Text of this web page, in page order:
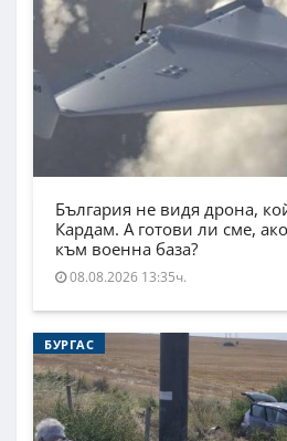
България не видя дрона,
Кардам. А готови ли сме,
към военна база?
08.08.2026 13:35ч.
БУРГАС